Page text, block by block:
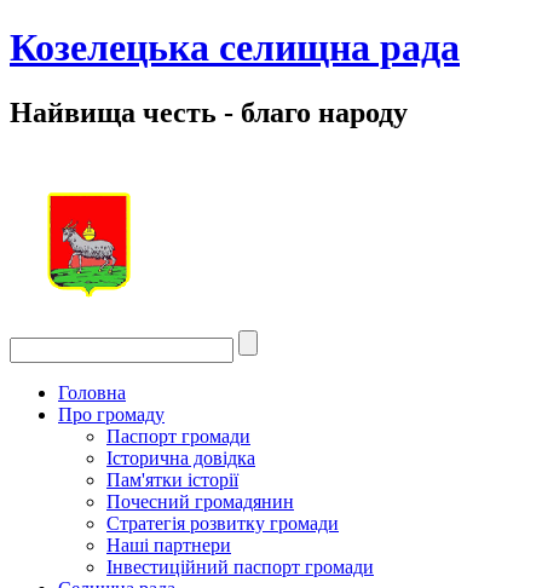
Козелецька селищна рада
Найвища честь - благо народу
Головна
Про громаду
Паспорт громади
Історична довідка
Пам'ятки історії
Почесний громадянин
Стратегія розвитку громади
Наші партнери
Інвестиційний паспорт громади